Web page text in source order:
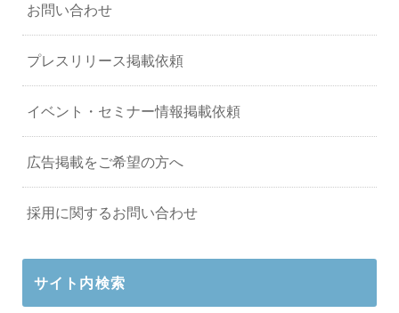
お問い合わせ
プレスリリース掲載依頼
イベント・セミナー情報掲載依頼
広告掲載をご希望の方へ
採用に関するお問い合わせ
サイト内検索